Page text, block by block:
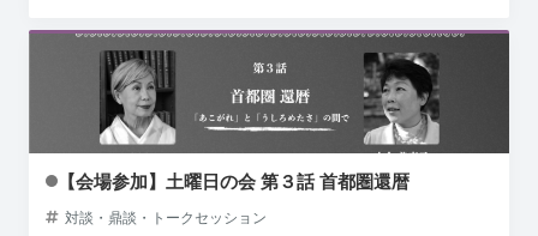
【会場参加】土曜日の会 第３話 首都圏還暦
対談・鼎談・トークセッション